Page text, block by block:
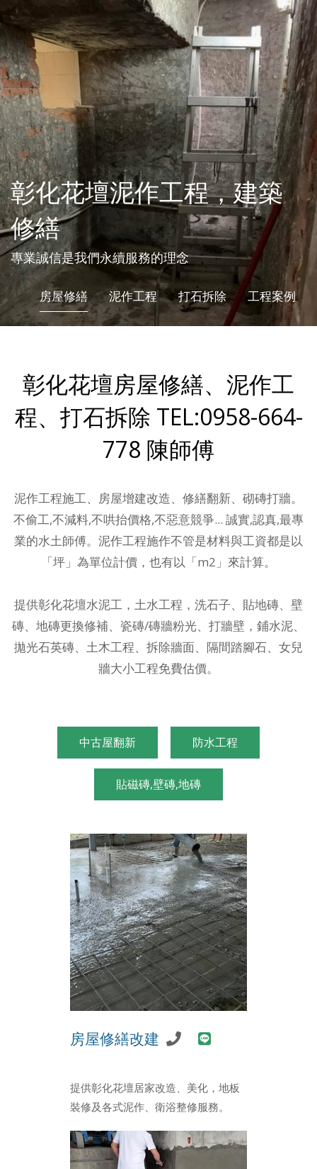
彰化花壇泥作工程，建築
修繕
專業誠信是我們永續服務的理念
房屋修繕 泥作工程 打石拆除 工程案例
彰化花壇房屋修繕、泥作工
程、打石拆除 TEL:0958-664-
778 陳師傅
泥作工程施工、房屋增建改造、修繕翻新、砌磚打牆。
不偷工,不減料,不哄抬價格,不惡意競爭... 誠實,認真,最專
業的水土師傅。泥作工程施作不管是材料與工資都是以
「坪」為單位計價，也有以「m2」來計算。
提供彰化花壇水泥工，土水工程 ，洗石子、貼地磚、壁
磚、地磚更換修補、瓷磚/磚牆粉光、打牆壁，鋪水泥、
拋光石英磚、土木工程、拆除牆面、隔間踏腳石、女兒
牆大小工程免費估價。
中古屋翻新 防水工程
貼磁磚,壁磚,地磚
房屋修繕改建
提供彰化花壇居家改造、美化，地板
裝修及各式泥作、衛浴整修服務。